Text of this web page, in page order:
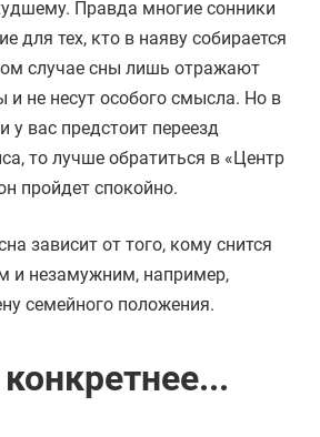
Правда многие сонники
для тех, кто в наяву собирается
случае сны лишь отражают
и не несут особого смысла. Но в
у вас предстоит переезд
то лучше обратиться в «Центр
пройдет спокойно.
зависит от того, кому снится
и незамужним, например,
семейного положения.